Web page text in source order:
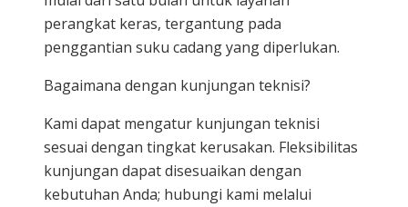
perangkat keras, tergantung pada
penggantian suku cadang yang diperlukan.
Bagaimana dengan kunjungan teknisi?
Kami dapat mengatur kunjungan teknisi
sesuai dengan tingkat kerusakan. Fleksibilitas
kunjungan dapat disesuaikan dengan
kebutuhan Anda; hubungi kami melalui